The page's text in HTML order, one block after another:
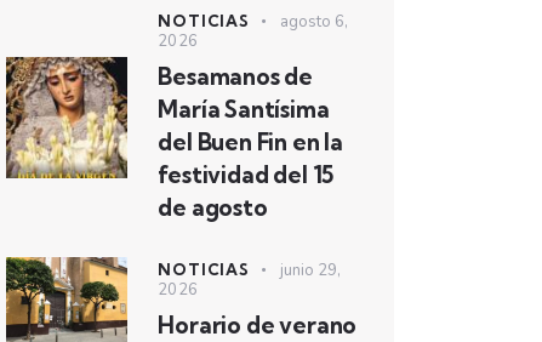
NOTICIAS
agosto 6,
2026
Besamanos de
María Santísima
del Buen Fin en la
festividad del 15
de agosto
NOTICIAS
junio 29,
2026
Horario de verano